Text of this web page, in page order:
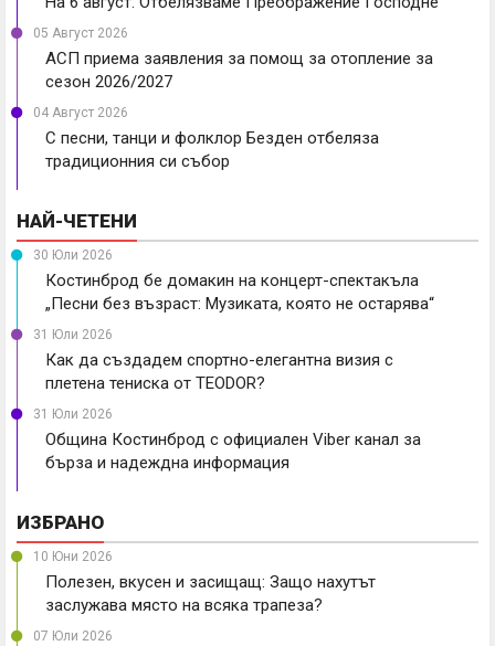
05 Август 2026
АСП приема заявления за помощ за отопление за
сезон 2026/2027
04 Август 2026
С песни, танци и фолклор Безден отбеляза
традиционния си събор
НАЙ-ЧЕТЕНИ
30 Юли 2026
Костинброд бе домакин на концерт-спектакъла
„Песни без възраст: Музиката, която не остарява“
31 Юли 2026
Как да създадем спортно-елегантна визия с
плетена тениска от TEODOR?
31 Юли 2026
Община Костинброд с официален Viber канал за
бърза и надеждна информация
ИЗБРАНО
10 Юни 2026
Полезен, вкусен и засищащ: Защо нахутът
заслужава място на всяка трапеза?
07 Юли 2026